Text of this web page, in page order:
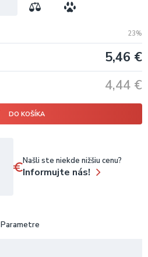
23%
5,46 €
4,44 €
DO KOŠÍKA
Našli ste niekde nižšiu cenu?
Informujte nás!
Parametre